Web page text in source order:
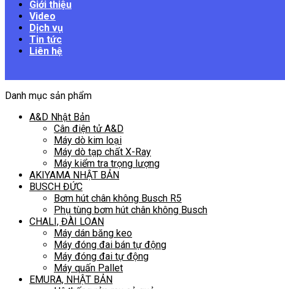
Giới thiệu
Video
Dịch vụ
Tin tức
Liên hệ
Danh mục sản phẩm
A&D Nhật Bản
Cân điện tử A&D
Máy dò kim loại
Máy dò tạp chất X-Ray
Máy kiểm tra trọng lượng
AKIYAMA NHẬT BẢN
BUSCH ĐỨC
Bơm hút chân không Busch R5
Phụ tùng bơm hút chân không Busch
CHALI, ĐÀI LOAN
Máy dán băng keo
Máy đóng đai bán tự động
Máy đóng đai tự động
Máy quấn Pallet
EMURA, NHẬT BẢN